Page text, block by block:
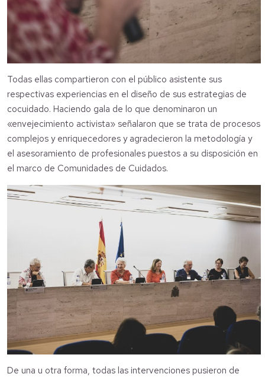
Todas ellas compartieron con el público asistente sus
respectivas experiencias en el diseño de sus estrategias de
cocuidado. Haciendo gala de lo que denominaron un
«envejecimiento activista» señalaron que se trata de procesos
complejos y enriquecedores y agradecieron la metodología y
el asesoramiento de profesionales puestos a su disposición en
el marco de Comunidades de Cuidados.
De una u otra forma, todas las intervenciones pusieron de